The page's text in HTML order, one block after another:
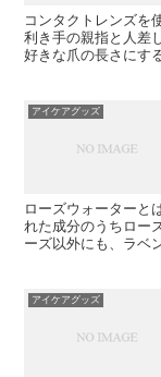
コンタクトレンズを
利き手の親指と人差
好きな爪の長さにす
アイケアグッズ
ローズウォーターと
れた成分のうちロー
ーズ以外にも、ラベ
アイケアグッズ